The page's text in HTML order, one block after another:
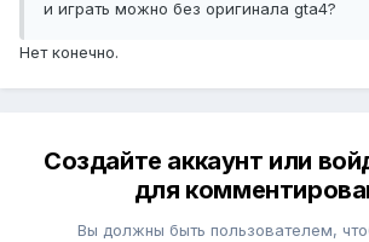
и играть можно без оригинала gta4?
Нет конечно.
Создайте аккаунт или
для
Вы должны быть пользователем,